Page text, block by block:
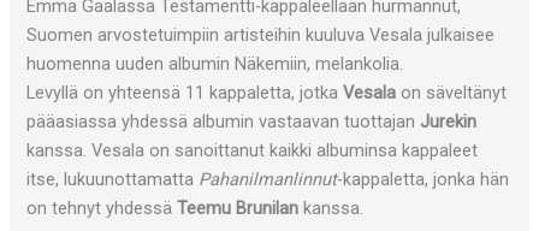
Emma Gaalassa Testamentti-kappaleellaan hurmannut,
Suomen arvostetuimpiin artisteihin kuuluva Vesala julkaisee
huomenna uuden albumin Näkemiin, melankolia.
Levyllä on yhteensä 11 kappaletta, jotkaVesala on säveltänyt
pääasiassa yhdessä albumin vastaavan tuottajan Jurekin
kanssa. Vesala on sanoittanut kaikki albuminsa kappaleet
itse, lukuunottamatta Pahanilmanlinnut-kappaletta, jonka hän
on tehnyt yhdessäTeemu Brunilan kanssa.